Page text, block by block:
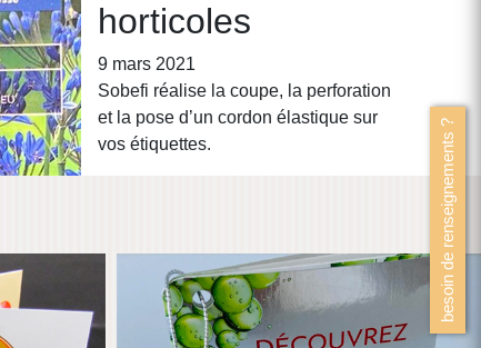
horticoles
9 mars 2021
Sobefi réalise la coupe, la perforation
et la pose d’un cordon élastique sur
vos étiquettes.
SPUMANTE & PROSECO
besoin de renseignements ?